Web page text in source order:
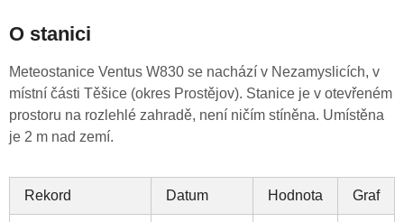
O stanici
Meteostanice Ventus W830 se nachází v Nezamyslicích, v
místní části Těšice (okres Prostějov). Stanice je v otevřeném
prostoru na rozlehlé zahradě, není ničím stíněna. Umístěna
je 2 m nad zemí.
Rekord Datum Hodnota Graf